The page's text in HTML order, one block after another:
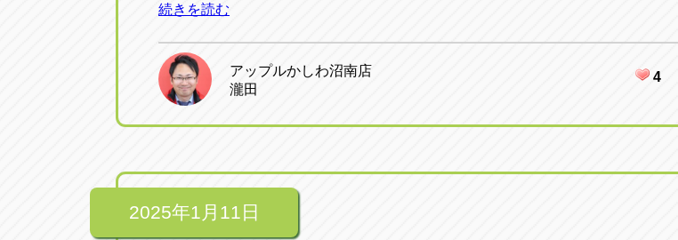
続きを読む
アップルかしわ沼南店
瀧田
4
2025年1月11日